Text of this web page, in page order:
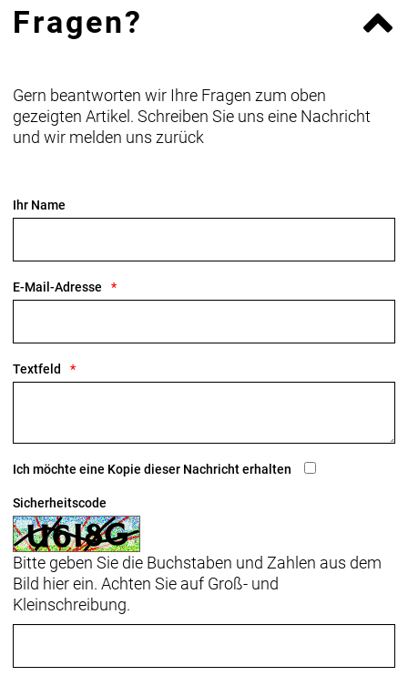
Fragen?
Gern beantworten wir Ihre Fragen zum oben
gezeigten Artikel. Schreiben Sie uns eine Nachricht
und wir melden uns zurück
Ihr Name
E-Mail-Adresse
Textfeld
Ich möchte eine Kopie dieser Nachricht erhalten
Sicherheitscode
Bitte geben Sie die Buchstaben und Zahlen aus dem
Bild hier ein. Achten Sie auf Groß- und
Kleinschreibung.